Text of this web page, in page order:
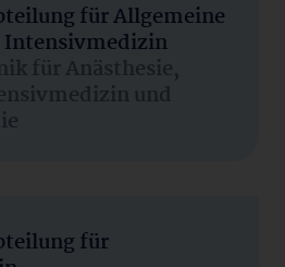
für Allgemeine
Intensivmedizin
für Anästhesie,
und
für